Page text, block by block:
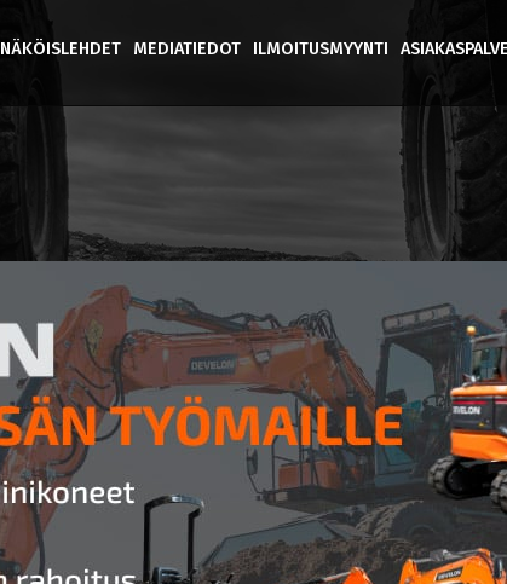
NÄKÖISLEHDET MEDIATIEDOT ILMOITUSMYYNTI